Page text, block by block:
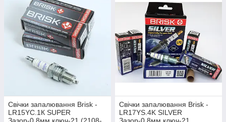
Свічки запалювання Brisk -
LR15YC.1К SUPER
Свічки запалювання Brisk -
LR17YS.4K SILVER